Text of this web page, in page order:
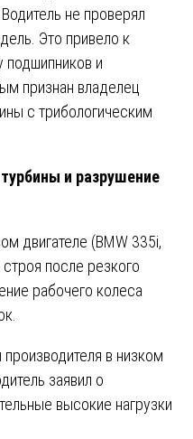
не проверял
Это привело к
подшипников и
признан владелец
с трибологическим
и разрушение
двигателе (BMW 335i,
после резкого
рабочего колеса
в низком
заявил о
высокие нагрузки